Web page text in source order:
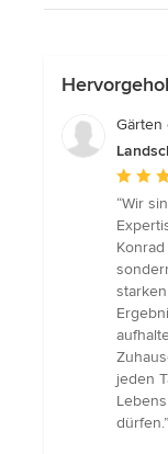
Gärten
5
von
5
Sternen
“Wir
jeden
dürfen.”